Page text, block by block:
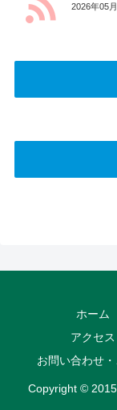
2026年05
ホーム
アクセス
お問い合わせ
Copyright ©